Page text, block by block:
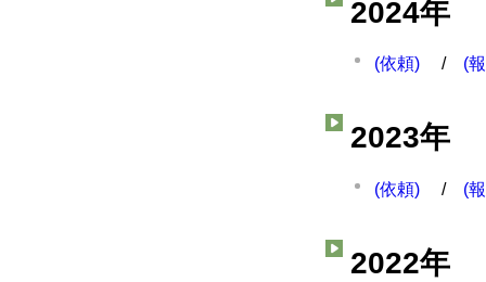
2024年
(依頼) / (
2023年
(依頼) / (
2022年